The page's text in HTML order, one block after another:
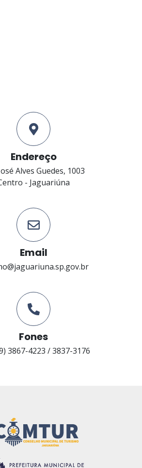
Endereço
Alves Guedes, 1003
- Jaguariúna
Email
Fones
3867-4223 / 3837-3176